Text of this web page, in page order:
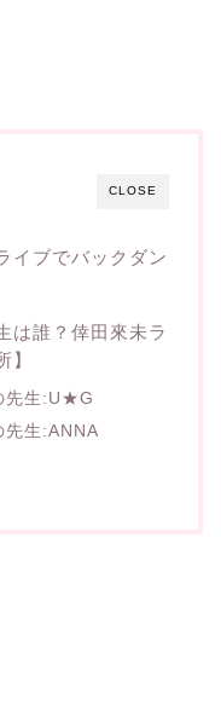
CLOSE
イブでバックダン
は誰？倖田來未ラ
】
先生:U★G
生:ANNA